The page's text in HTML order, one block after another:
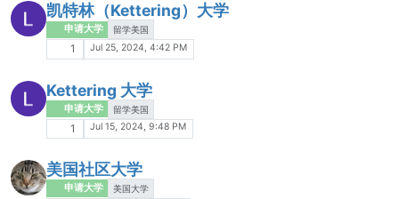
凯特林（Kettering）大学
申请大学 留学美国
1 Jul 25, 2024, 4:42 PM
Kettering 大学
申请大学 留学美国
1 Jul 15, 2024, 9:48 PM
美国社区大学
申请大学 美国大学